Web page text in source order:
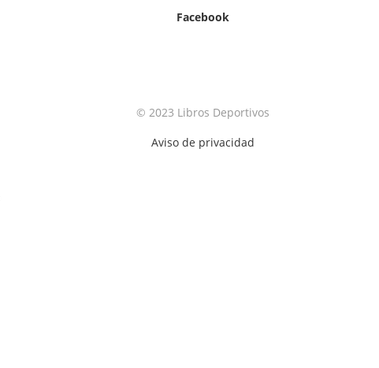
Facebook
© 2023 Libros Deportivos
Aviso de privacidad